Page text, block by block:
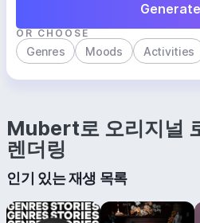
Generate
OR CHOOSE
Genres Moods Activities
Mubert로 오리지널
렌더링
인기 있는 재생 목록